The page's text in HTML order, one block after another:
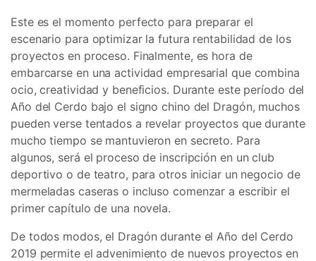
Este es el momento perfecto para preparar el
escenario para optimizar la futura rentabilidad de los
proyectos en proceso. Finalmente, es hora de
embarcarse en una actividad empresarial que combina
ocio, creatividad y beneficios. Durante este período del
Año del Cerdo bajo el signo chino del Dragón, muchos
pueden verse tentados a revelar proyectos que durante
mucho tiempo se mantuvieron en secreto. Para
algunos, será el proceso de inscripción en un club
deportivo o de teatro, para otros iniciar un negocio de
mermeladas caseras o incluso comenzar a escribir el
primer capítulo de una novela.
De todos modos, el Dragón durante el Año del Cerdo
2019 permite el advenimiento de nuevos proyectos en